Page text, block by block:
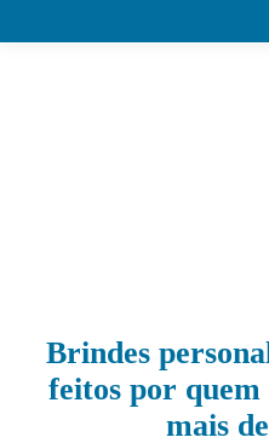
Brindes
feitos por quem
mais